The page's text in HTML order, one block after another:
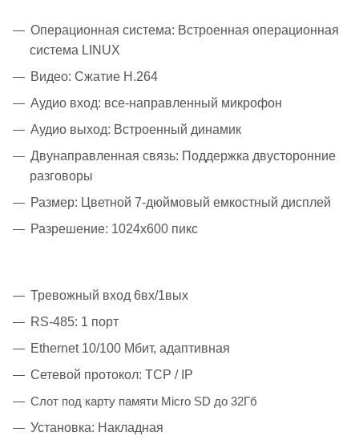
Операционная система: Встроенная операционная
система LINUX
Видео: Сжатие H.264
Аудио вход: все-направленный микрофон
Аудио выход: Встроенный динамик
Двунаправленная связь: Поддержка двусторонние
разговоры
Размер: Цветной 7-дюймовый емкостный дисплей
Разрешение: 1024х600 пикс
Тревожный вход 6вх/1вых
RS-485: 1 порт
Ethernet 10/100 Мбит, адаптивная
Сетевой протокол: TCP / IP
Слот под карту памяти Micro SD до 32Гб
Установка: Накладная